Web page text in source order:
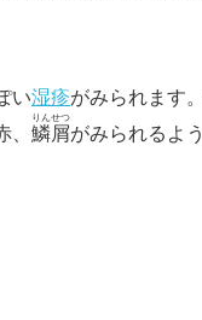
い湿疹がみられます
鱗屑
りんせつ
がみられるよ